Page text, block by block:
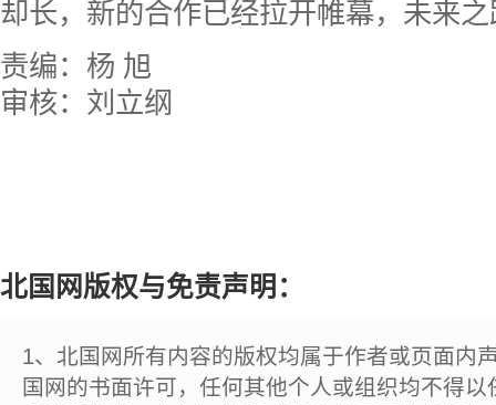
却长，新的合作已经拉开帷幕，未来
责编：杨 旭
审核：刘立纲
北国网版权与免责声明：
1、北国网所有内容的版权均属于作者或页面内
国网的书面许可，任何其他个人或组织均不得